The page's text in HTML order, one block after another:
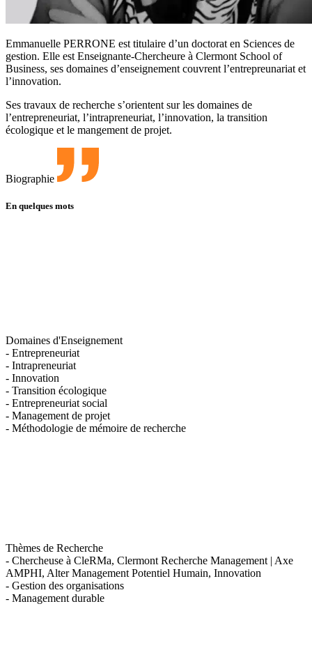
Emmanuelle PERRONE est titulaire d’un doctorat en Sciences de
gestion. Elle est Enseignante-Chercheure à Clermont School of
Business, ses domaines d’enseignement couvrent l’entrepreunariat et
l’innovation.
Ses travaux de recherche s’orientent sur les domaines de
l’entrepreneuriat, l’intrapreneuriat, l’innovation, la transition
écologique et le mangement de projet.
Biographie
En quelques mots
Domaines d'Enseignement
- Entrepreneuriat
- Intrapreneuriat
- Innovation
- Transition écologique
- Entrepreneuriat social
- Management de projet
- Méthodologie de mémoire de recherche
Thèmes de Recherche
- Chercheuse à CleRMa, Clermont Recherche Management | Axe
AMPHI, Alter Management Potentiel Humain, Innovation
- Gestion des organisations
- Management durable